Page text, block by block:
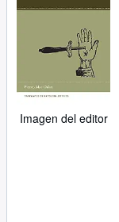
Imagen del editor